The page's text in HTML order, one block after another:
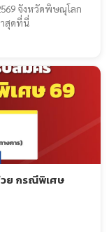
จังหวัดพิษณุโลก
สุดที่นี่
ย กรณีพิเศษ